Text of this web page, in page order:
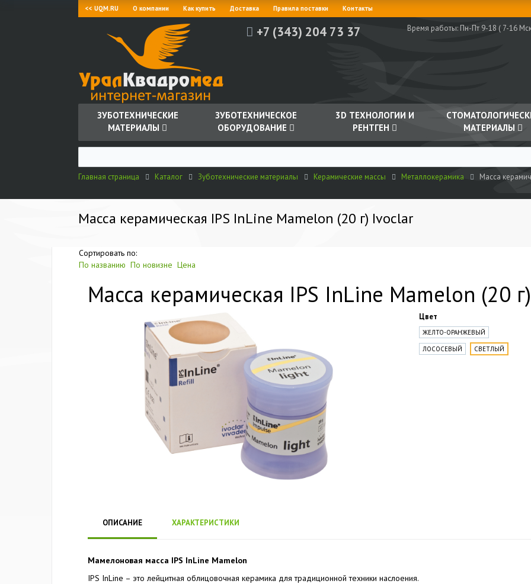
<< UQM.RU О компании Как купить Доставка Правила поставки Контакты
+7 (343) 204 73 37 Время работы:Пн-Пт 9-18 ( 7-16
ЗУБОТЕХНИЧЕСКИЕ
МАТЕРИАЛЫ
ЗУБОТЕХНИЧЕСКОЕ
ОБОРУДОВАНИЕ
3D ТЕХНОЛОГИИ И
РЕНТГЕН
МАТЕРИАЛЫ
Главная страница Каталог Зуботехнические материалы Керамические массы Металлокерамика Масса
Масса керамическая IPS InLine Mamelon (20 г) Ivoclar
Сортировать по:
По названию По новизне Цена
Масса керамическая IPS InLine Mamelon (20
Цвет
ЖЕЛТО-ОРАНЖЕВЫЙ
ЛОСОСЕВЫЙ
СВЕТЛЫЙ
ОПИСАНИЕ ХАРАКТЕРИСТИКИ
Мамелоновая масса IPS InLine Mamelon
IPS InLine – это лейцитная облицовочная керамика для традиционной техники наслоения.